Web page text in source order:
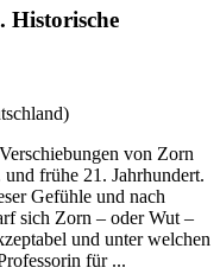
Historische
von Zorn
frühe 21. Jahrhundert.
Gefühle und nach
sich Zorn – oder Wut –
und unter welchen
für ...